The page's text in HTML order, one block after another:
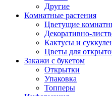
Другие
Комнатные растения
Цветущие
Декоративно-
Кактусы и
Цветы для
Закажи с букетом
Открытки
Упаковка
Топперы